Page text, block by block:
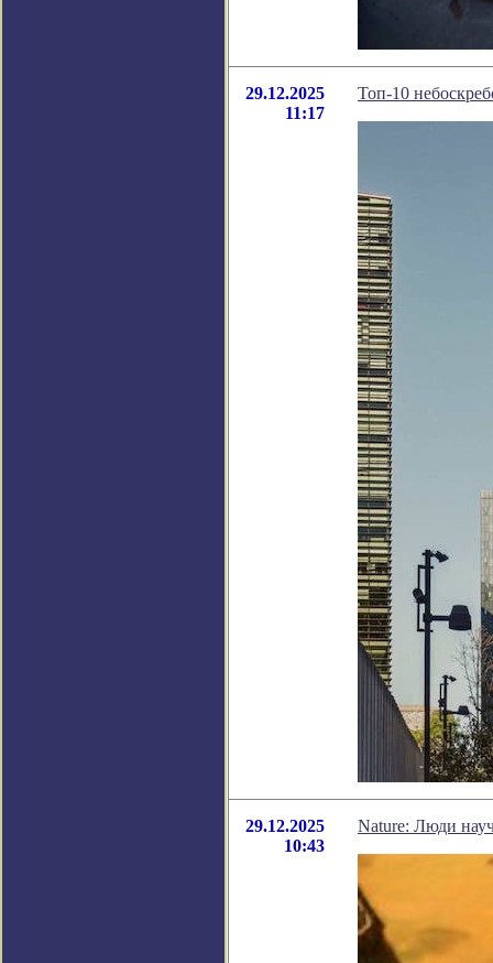
29.12.2025
11:17
Топ-10
29.12.2025
10:43
Nature: Люди